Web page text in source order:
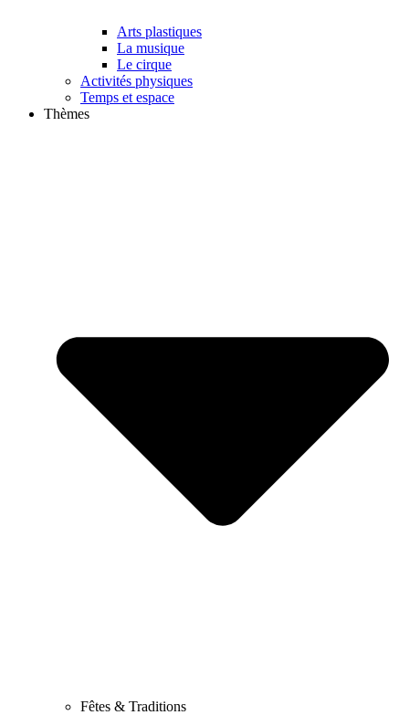
Arts plastiques
La musique
Le cirque
Activités physiques
Temps et espace
Thèmes
Fêtes & Traditions